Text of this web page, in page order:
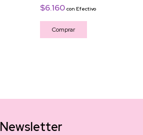
$6.160 con Efectivo
Comprar
Newsletter